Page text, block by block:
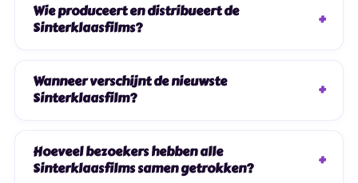
Wie produceert en distribueert de
Sinterklaasfilms?
Wanneer verschijnt de nieuwste
Sinterklaasfilm?
Hoeveel bezoekers hebben alle
Sinterklaasfilms samen getrokken?